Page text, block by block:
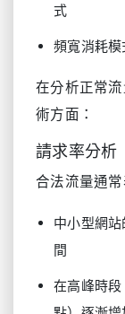
式
頻寬消耗
在分析正常
術方面：
請求率分析
合法流量通常
中小型網站
間
在高峰時